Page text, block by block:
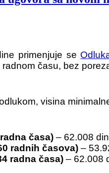
primenjuje se
času, bez
visina
časa) – 62.008
radnih časova) –
radna časa) – 62.008